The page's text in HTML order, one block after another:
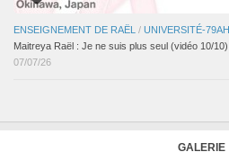
ENSEIGNEMENT DE RAËL / UNIVERSITÉ-79AH
Maitreya Raël : Je ne suis plus seul (vidéo 10/10)
07/07/26
GALERIE